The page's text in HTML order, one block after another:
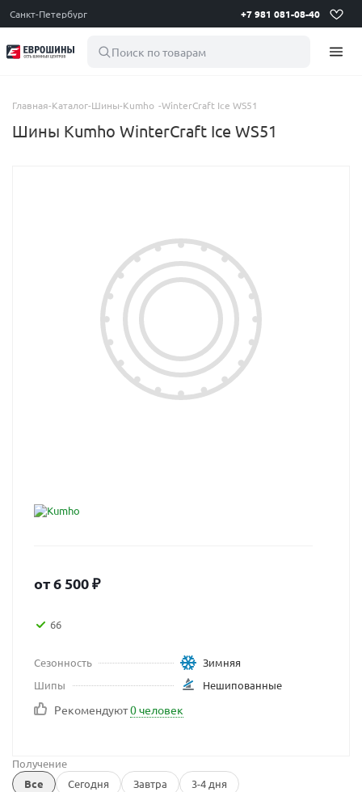
Санкт-Петербург +7 981 081-08-40
Поиск по товарам
Главная-Каталог-Шины-Kumho -WinterCraft Ice WS51
Шины Kumho WinterCraft Ice WS51
от6 500₽
66
Сезонность
Зимняя
Шипы
Нешипованные
Рекомендуют0 человек
Получение
Все
Сегодня Завтра 3-4 дня